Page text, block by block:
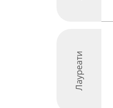
Лауреати